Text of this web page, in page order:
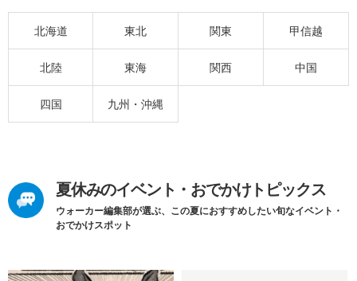
北海道 東北 関東 甲信越
北陸 東海 関西 中国
四国 九州・沖縄
夏休みのイベント・おでかけトピックス
ウォーカー編集部が選ぶ、この夏におすすめしたい旬なイベント・
おでかけスポット